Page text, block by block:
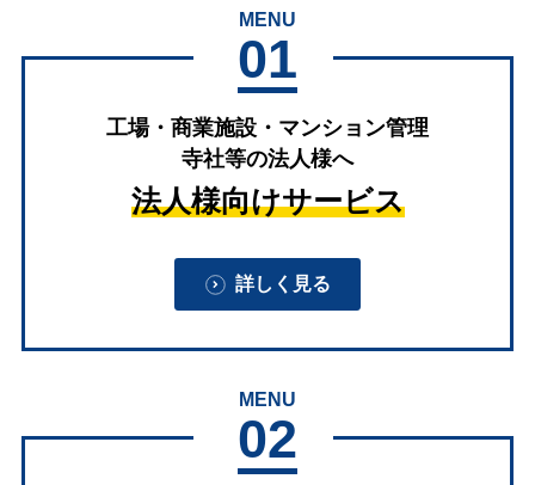
MENU
01
工場・商業施設・マンション管理
寺社等の法人様へ
法人様向けサービス
詳しく見る
MENU
02